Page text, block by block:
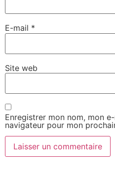
E-mail *
Site web
Enregistrer mon nom, mon
navigateur pour mon